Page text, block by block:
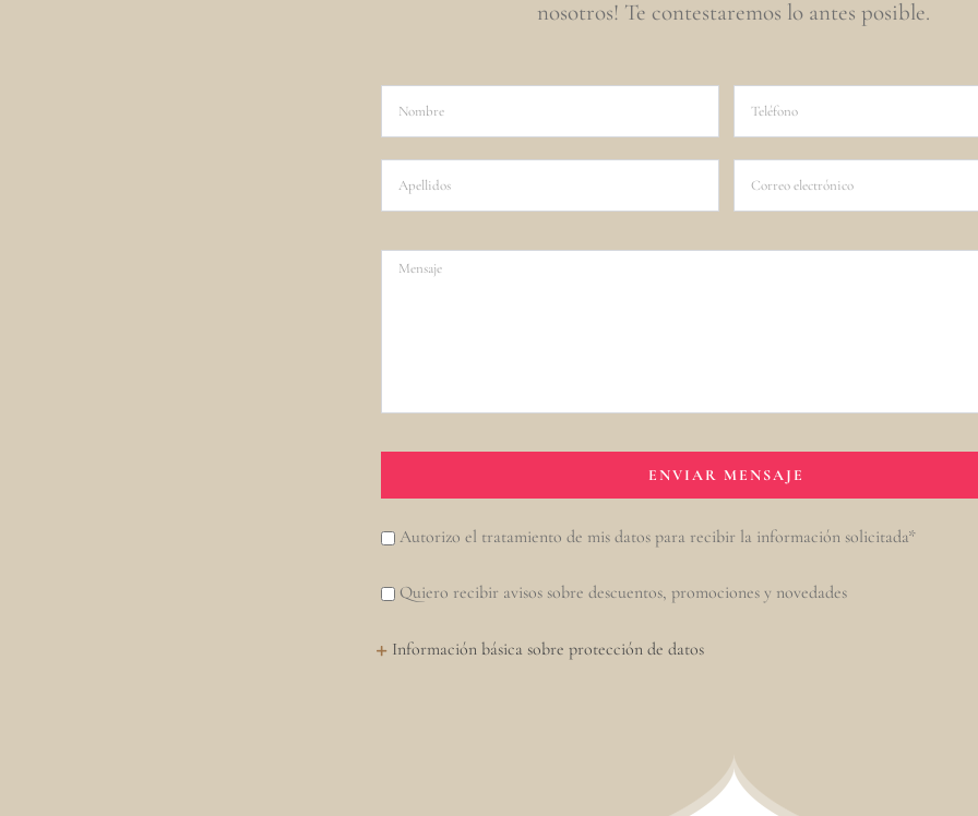
nosotros! Te contestaremos lo antes posible.
Autorizo el tratamiento de mis datos para recibir la información solicitada*
Quiero recibir avisos sobre descuentos, promociones y novedades
Información básica sobre protección de datos